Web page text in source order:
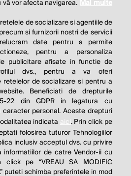
OF
TO INCREASE ITS
Friedman
vor afecta navigarea. Mai multe
de socializare si agentiile de
si furnizorii nostri de servicii
date pentru a permite
pentru a personaliza
publicitare afisate in functie de
dvs., pentru a va oferi
de socializare si pentru a
Beneficiati de drepturile
22 din GDPR in legatura cu
personal. Aceste drepturi
indicata aici. Prin click pe
folosirea tuturor Tehnologiilor
inclusiv acceptul dvs. cu privire
de catre Vendor-ii cu
click pe “VREAU SA MODIFIC
puteti schimba preferintele in mod